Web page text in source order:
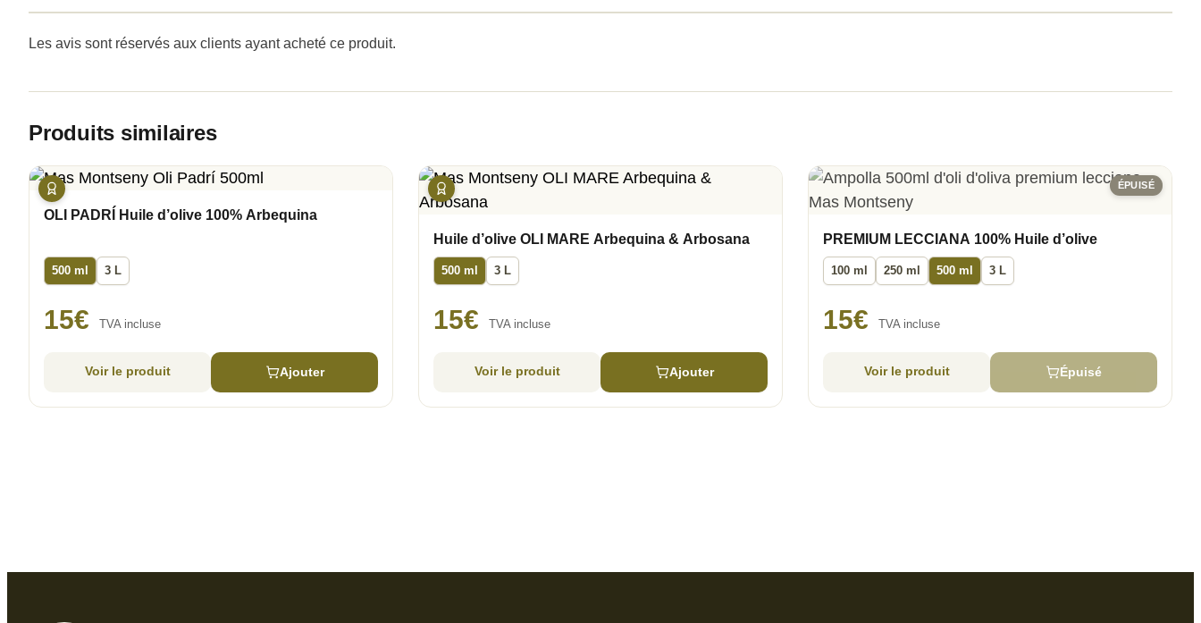
Les avis sont réservés aux clients ayant acheté ce produit.
Produits similaires
OLI PADRÍ Huile d’olive 100% Arbequina
500 ml 3 L
15€ TVA incluse
Voir le produit Ajouter
Huile d’olive OLI MARE Arbequina & Arbosana
500 ml 3 L
15€ TVA incluse
Voir le produit Ajouter
ÉPUISÉ
PREMIUM LECCIANA 100% Huile d’olive
100 ml 250 ml 500 ml 3 L
15€ TVA incluse
Voir le produit Épuisé